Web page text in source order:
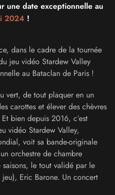
une date exceptionnelle au
2024 !
dans le cadre de la tournée
jeu vidéo Stardew Valley
au Bataclan de Paris !
vert, de tout plaquer en un
carottes et élever des chèvres
bien depuis 2016, c’est
vidéo Stardew Valley,
voit sa bande-originale
orchestre de chambre
le tout validé par le
Eric Barone. Un concert